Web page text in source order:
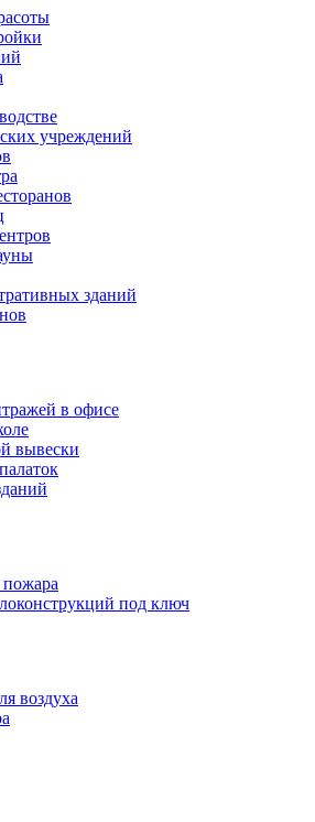
учреждений
зданий
в офисе
вывески
под ключ
воздуха